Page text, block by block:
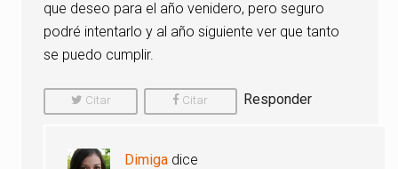
que deseo para el año venidero, pero seguro
podré intentarlo y al año siguiente ver que tanto
se puedo cumplir.
Citar
Comentario
Citar
Comentario
Responder
Dimiga dice